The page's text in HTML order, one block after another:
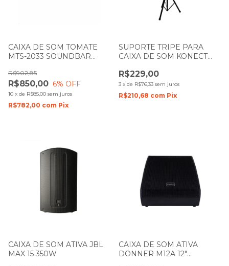
CAIXA DE SOM TOMATE
MTS-2033 SOUNDBAR
R$850,00
R$902,85
6% OFF
10 x de R$85,00 sem juros
R$782,00 com Pix
SUPORTE TRIPE PARA
CAIXA DE SOM KONECT
R$229,00
3 x de R$76,33 sem juros
R$210,68 com Pix
CAIXA DE SOM ATIVA JBL
MAX 15 350W
CAIXA DE SOM ATIVA
DONNER M12A 12"